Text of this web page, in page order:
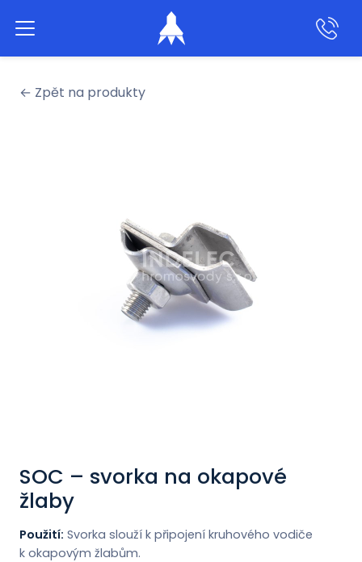
ENGLISH
← Zpět na produkty
SOC – svorka na okapové
žlaby
Použití: Svorka slouží k připojení kruhového vodiče
k okapovým žlabům.